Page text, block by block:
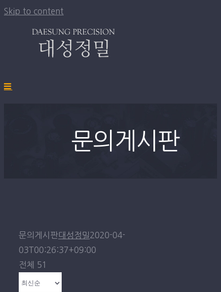
Skip to content
문의게시판
문의게시판대성정밀2020-04-
03T00:26:37+09:00
전체 51